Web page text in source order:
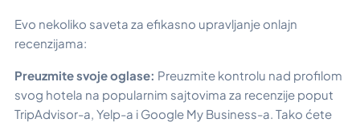
Evo nekoliko saveta za efikasno upravljanje onlajn
recenzijama:
Preuzmite svoje oglase: Preuzmite kontrolu nad profilom
svog hotela na popularnim sajtovima za recenzije poput
TripAdvisor-a, Yelp-a i Google My Business-a. Tako ćete